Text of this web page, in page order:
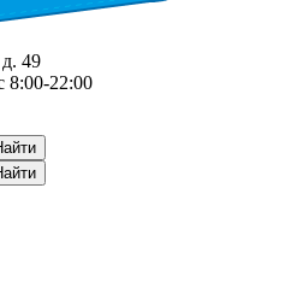
49
22:00